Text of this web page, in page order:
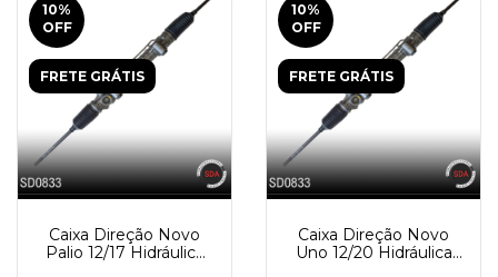
10%
OFF
FRETE GRÁTIS
Caixa Direção Novo
Palio 12/17 Hidráulica
10%
OFF
FRETE GRÁTIS
Caixa Direção Novo
Uno 12/20 Hidráulica